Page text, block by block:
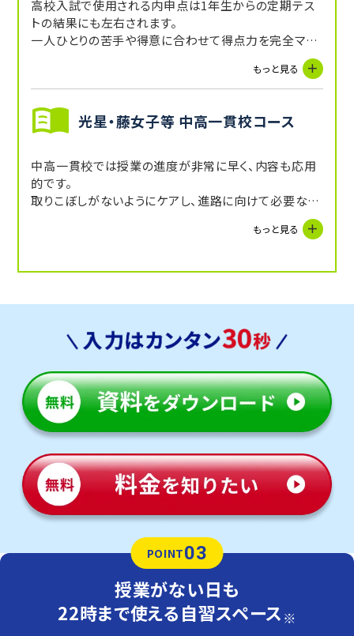
高校入試で使用される内申点は1年生からの定期テス
トの結果にも左右されます。
一人ひとりの苦手や得意に合わせて得点力を完全マン
もっと見る
光星・藤女子等 中高一貫校コース
中高一貫校では授業の進度が非常に早く、内容も応用
的です。
取りこぼしがないようにケアし、進路に向けて必要な学
力を完全マンツーマン指導で丁寧に伝授いたします。
もっと見る
POINT03
授業がない日も
22時まで使える自習スペース ※